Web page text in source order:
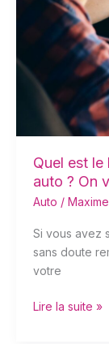
Quel est le
auto ? On
Auto / Maxime
Si vous avez
sans doute
votre
bonus
maximum
assurance
auto
explique
Lire la suite »